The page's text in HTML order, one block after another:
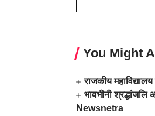
You Might
राजकीय
भावभीनी
Newsnetra